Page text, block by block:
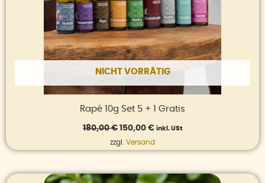
NICHT VORRÄTIG
Rapé 10g Set 5 + 1 Gratis
180,00€ 150,00 € inkl. USt
zzgl. Versand
Ursprünglicher
Aktueller